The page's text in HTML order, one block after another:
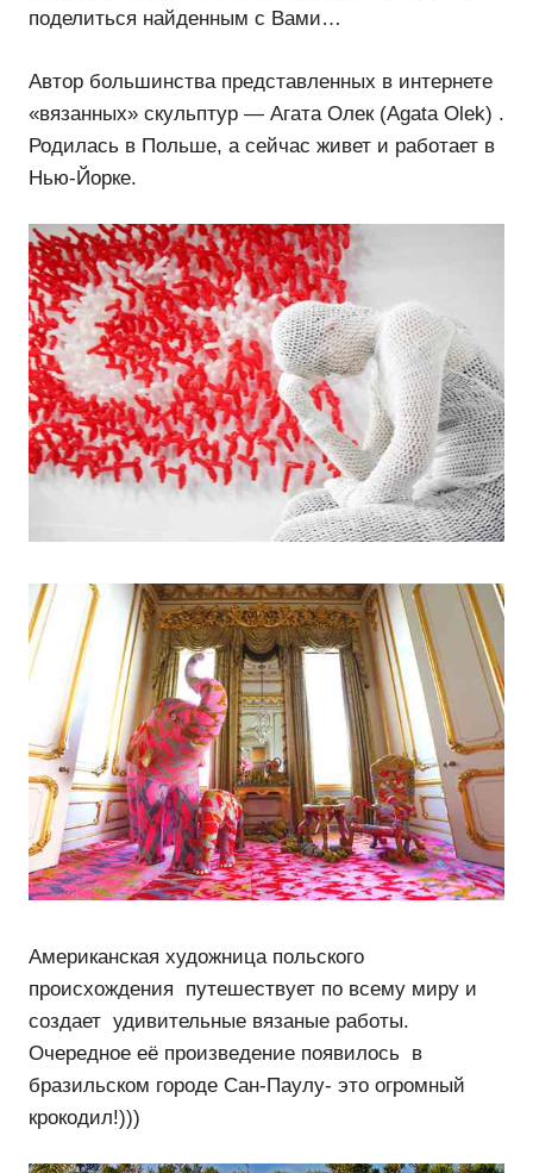
поделиться найденным с Вами…
Автор большинства представленных в интернете
«вязанных» скульптур — Агата Олек (Agata Olek) .
Родилась в Польше, а сейчас живет и работает в
Нью-Йорке.
Американская художница польского
происхождения путешествует по всему миру и
создает удивительные вязаные работы.
Очередное её произведение появилось в
бразильском городе Сан-Паулу- это огромный
крокодил!)))